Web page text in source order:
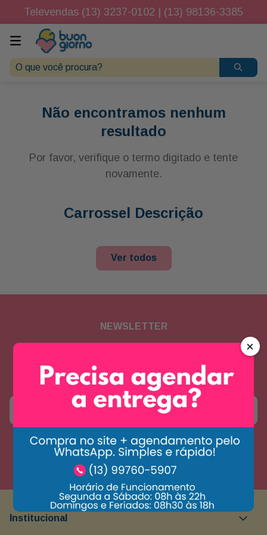
Televendas (13) 3237-0102 | (13) 98136-3385
O que você procura?
Não encontramos nenhum
resultado
Por favor, verifique o termo digitado e tente
novamente.
Carrossel Descrição
Ver todos
NEWSLETTER
receber novidades e promoções
Concordo com apolítica de privacidade
Institucional
×